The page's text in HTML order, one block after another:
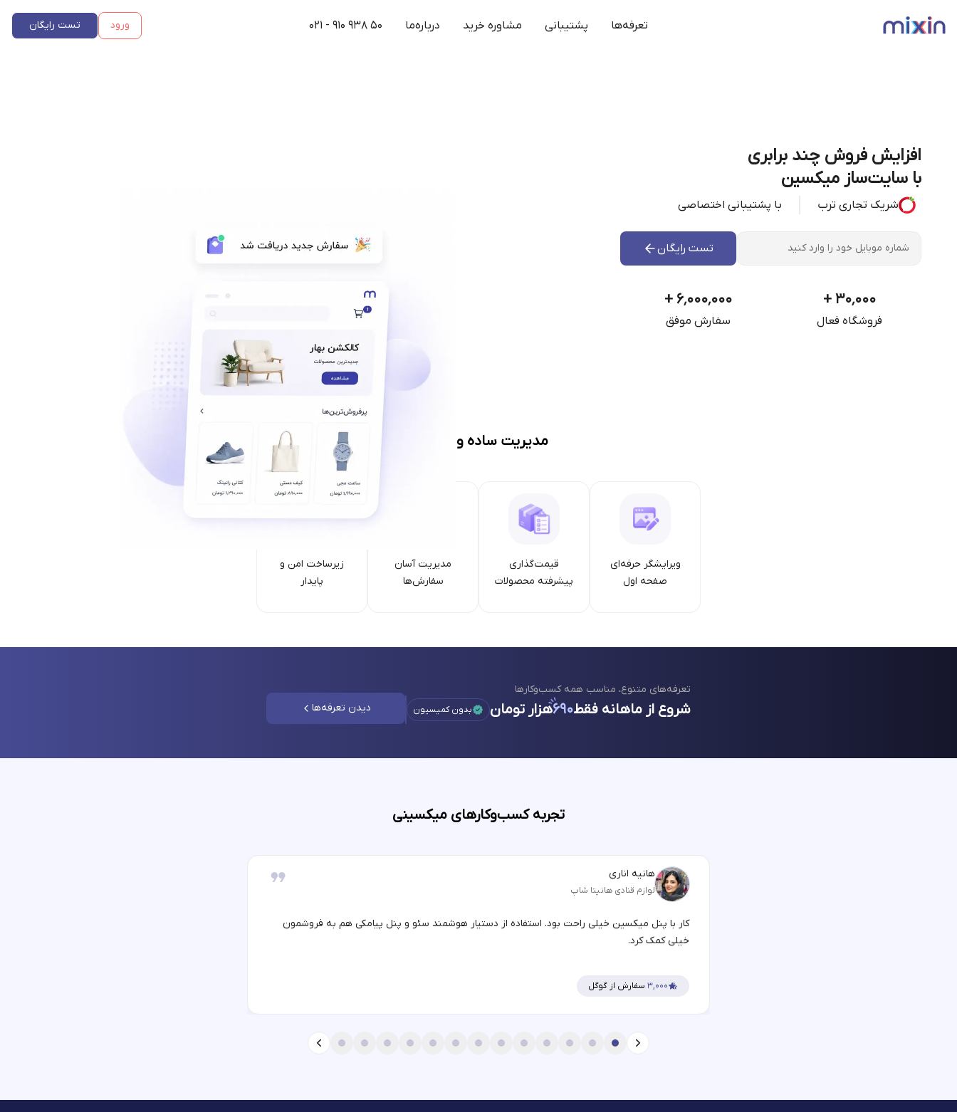
تعرفه‌ها پشتیبانی مشاوره خرید درباره‌ما ۰۲۱ - ۹۱۰ ۹۳۸ ۵۰ ورود تست رایگان
افزایش فروش چند برابری
با سایت‌ساز میکسین
شریک تجاری ترب با پشتیبانی اختصاصی
تست رایگان
۳۰٬۰۰۰ +
فروشگاه فعال
۶٬۰۰۰٬۰۰۰ +
سفارش موفق
مدیریت ساده و حرفه‌ای
ویرایشگر حرفه‌ای
صفحه اول
قیمت‌گذاری
پیشرفته محصولات
مدیریت آسان
سفارش‌ها
زیرساخت امن‌ و
پایدار
تعرفه‌های متنوع، مناسب همه کسب‌وکارها
شروع از ماهانه فقط۶۹۰هزار تومان بدون کمیسیون دیدن تعرفه‌ها
تجربه کسب‌وکارهای میکسینی
هانیه اناری
لوازم قنادی هانیتا شاپ
کار با پنل میکسین خیلی راحت بود. استفاده از دستیار هوشمند سئو و پنل پیامکی هم به فروشمون
خیلی کمک کرد.
۳,۰۰۰ سفارش از گوگل